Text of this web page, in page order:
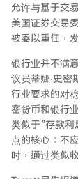
允许与基于交
美国证券交易
被委以重任，
银行业并不满
议员蒂娜·史密
行业要求的对
密货币和银行
类似于”存款
点的核心：不
时，通过类似